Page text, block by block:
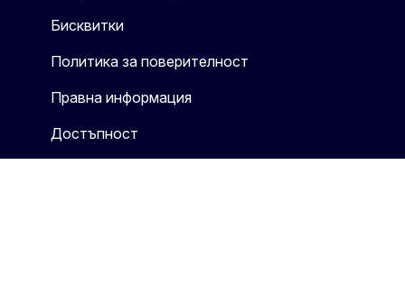
Бисквитки
Политика за поверителност
Правна информация
Достъпност